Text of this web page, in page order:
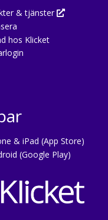
& tjänster
hos Klicket
& iPad (App Store)
(Google Play)